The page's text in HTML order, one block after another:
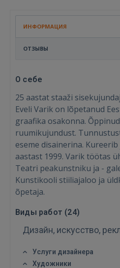
Войти
ИНФОРМАЦИЯ
ОТЗЫВЫ
О себе
25 aastat staaži
Eveli Varik on lõpetanud
graafika osakonna.
ruumikujundust.
eseme disainerina.
aastast 1999. Varik töötas
Teatri peakunstniku ja -
Kunstikooli stiiliajaloo ja
õpetaja.
Виды работ (24)
Дизайн, искусство,
Услуги дизайнера
Художники